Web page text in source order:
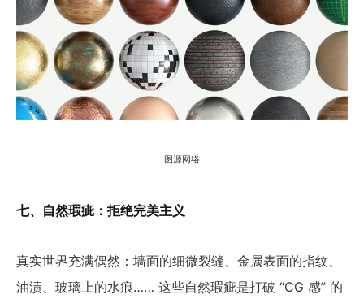
图源网络
七、自然瑕疵：拒绝完美主义
真实世界充满偶然：墙面的细微裂缝、金属表面的指纹、
油渍、玻璃上的水痕…… 这些自然瑕疵是打破 “CG 感” 的